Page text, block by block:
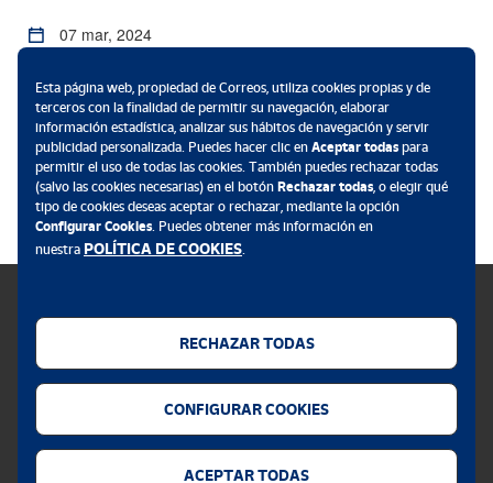
07 mar, 2024
Ubicación
Coworking Correoslabs - C/ Sierra de Atapuerca 13,
Madrid
Política de cookies
Privacidad web
Esta página web, propiedad de Correos, utiliza cookies propias y de
terceros con la finalidad de permitir su navegación, elaborar
información estadística, analizar sus hábitos de navegación y servir
publicidad personalizada. Puedes hacer clic en Aceptar todaspara
permitir el uso de todas las cookies. También puedes rechazar todas
(salvo las cookies necesarias) en el botón Rechazar todas, o elegir qué
tipo de cookies deseas aceptar o rechazar, mediante la opción
Configurar Cookies. Puedes obtener más información en
nuestra POLÍTICA DE COOKIES.
RECHAZAR TODAS
CONFIGURAR COOKIES
ACEPTAR TODAS